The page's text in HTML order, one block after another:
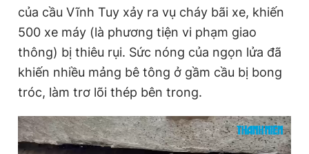
của cầu Vĩnh Tuy xảy ra vụ cháy bãi xe, khiến
500 xe máy (là phương tiện vi phạm giao
thông) bị thiêu rụi. Sức nóng của ngọn lửa đã
khiến nhiều mảng bê tông ở gầm cầu bị bong
tróc, làm trơ lõi thép bên trong.